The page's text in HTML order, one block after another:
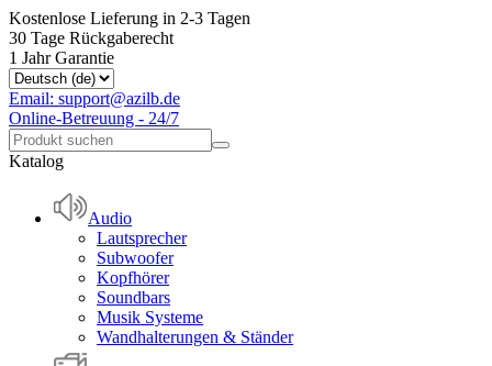
Kostenlose Lieferung in 2-3 Tagen
30 Tage Rückgaberecht
1 Jahr Garantie
Email: support@azilb.de
Online-Betreuung - 24/7
Katalog
Audio
Lautsprecher
Subwoofer
Kopfhörer
Soundbars
Musik Systeme
Wandhalterungen & Ständer